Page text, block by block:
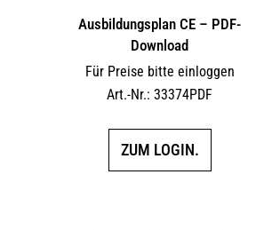
Ausbildungsplan CE – PDF-
Download
Für Preise bitte einloggen
Art.-Nr.: 33374PDF
ZUM LOGIN.